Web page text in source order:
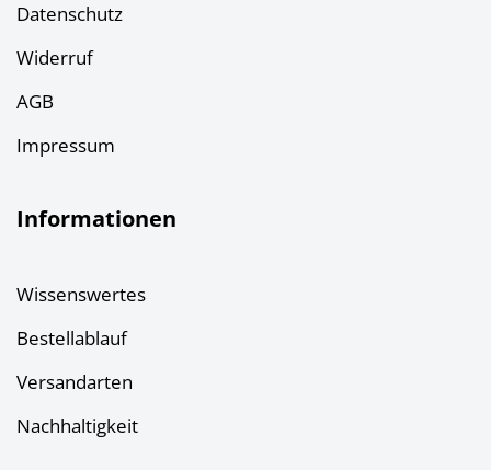
Datenschutz
Widerruf
AGB
Impressum
Informationen
Wissenswertes
Bestellablauf
Versandarten
Nachhaltigkeit